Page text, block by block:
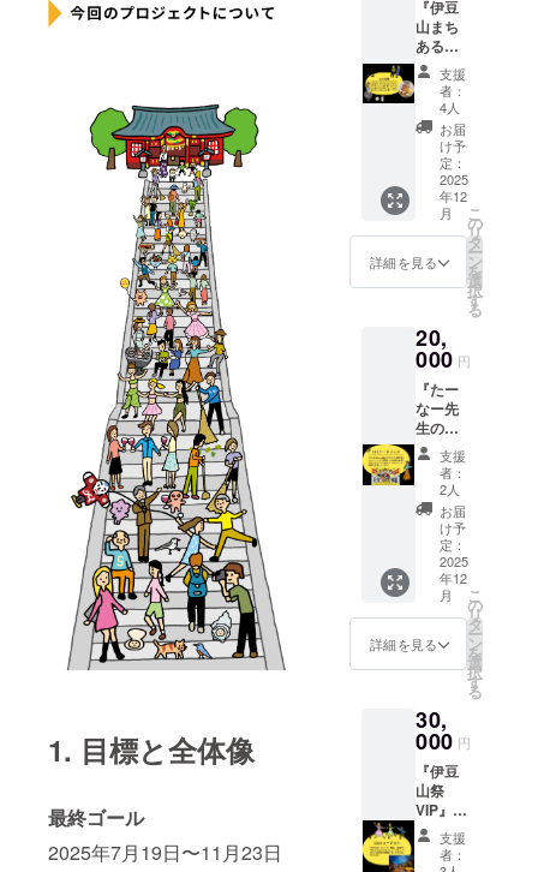
1. 目標と全体像
最終ゴール
2025年7月19日〜11月23日
致しか
ねま
す。
「サン
クスレ
ター」
◆お礼
のメー
ルをさ
せて頂
きま
す。ご
支援心
から感
◆25分
間の個
人レッ
スン1回
を受講
できま
す。 ◆
有効期
限2026
年12月
末。
「お名
前クレ
ジッ
トの成
果物に
のお名
前を掲
載しま
す。
「サン
クスレ
ター」
◆お礼
のメー
ルをさ
せて頂
きま
す。ご
支援心
『伊豆
山まち
ある
き』 ◆
たー
なー先
生が伊
豆山を
まちあ
るき案
内しま
す。 ・
約2時間
伊豆山
の魅力
す。 ・
有効期
限2026
年12月
末。
「お名
前クレ
ジッ
ト」 ◆
プロ
ジェク
トの成
果物に
あなた
のお名
前を掲
載しま
ター」
◆お礼
ルをさ
せて頂
きま
す。ご
支援心
支援
者：
4人
お届
け予
定：
2025
年12
月
詳細を見る
こ
の
リ
タ
ー
ン
を
選
択
す
る
20,
000 円
『たー
なー先
生のボ
イトレ
25分×2
回』
◆30年
間5万人
以上の
夢をか
なえた
たー
なー先
生のオ
ンライ
特別価
格で受
講でき
ます。
◆25分
間の個
人レッ
スン2回
支援
者：
2人
お届
け予
定：
2025
年12
月
詳細を見る
こ
の
リ
タ
ー
ン
を
選
択
す
る
30,
000 円
『伊豆
山祭
VIP』
◆伊豆
山祭VIP
として
支援
者：